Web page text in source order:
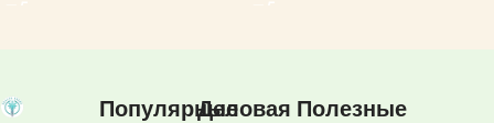
ПопулярныеДеловая Полезные